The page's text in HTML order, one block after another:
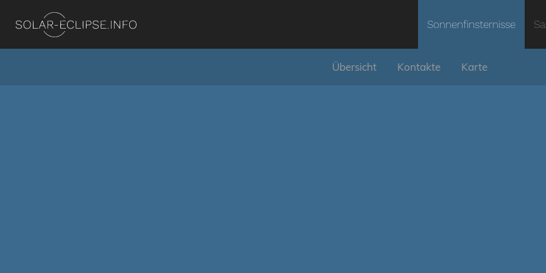
Sonnenfinsternisse
Übersicht Kontakte Karte